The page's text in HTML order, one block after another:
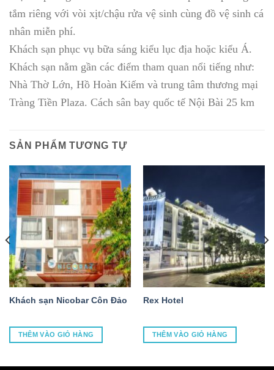
tắm riêng với vòi xịt/chậu rửa vệ sinh cùng đồ vệ sinh cá
nhân miễn phí.
Khách sạn phục vụ bữa sáng kiểu lục địa hoặc kiểu Á.
Khách sạn nằm gần các điểm tham quan nổi tiếng như:
Nhà Thờ Lớn, Hồ Hoàn Kiếm và trung tâm thương mại
Tràng Tiền Plaza. Cách sân bay quốc tế Nội Bài 25 km
SẢN PHẨM TƯƠNG TỰ
Khách sạn Nicobar Côn Đảo
THÊM VÀO GIỎ HÀNG
Rex Hotel
THÊM VÀO GIỎ HÀNG